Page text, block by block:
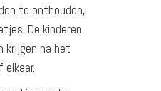
te onthouden,
De kinderen
krijgen na het